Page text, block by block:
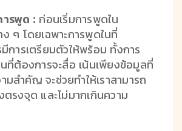
รพูด : ก่อนเริ่มการพูดใน
ๆ โดยเฉพาะการพูดในที่
การเตรียมตัวให้พร้อม ทั้งการ
นที่ต้องการจะสื่อ เน้นเพียงข้อมูลที่
มสำคัญ จะช่วยทำให้เราสามารถ
ตรงจุด และไม่มากเกินความ